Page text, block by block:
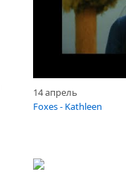
14 апрель
Foxes - Kathleen